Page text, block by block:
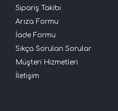
Sipariş Takibi
Arıza Formu
İade Formu
Sıkça Sorulan Sorular
Müşteri Hizmetleri
İletişim